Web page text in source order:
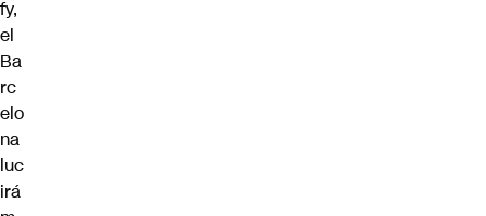
fy,
el
Ba
rc
elo
na
luc
irá